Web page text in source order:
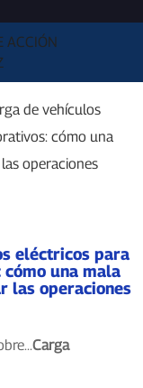
ACCIÓN
de vehículos
cómo una
operaciones
eléctricos para
una mala
las operaciones
Carga